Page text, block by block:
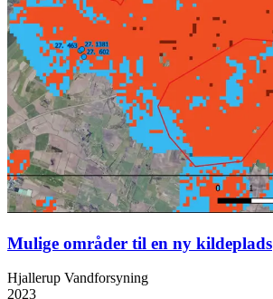
Mulige områder til en ny kildeplads
Hjallerup Vandforsyning
2023